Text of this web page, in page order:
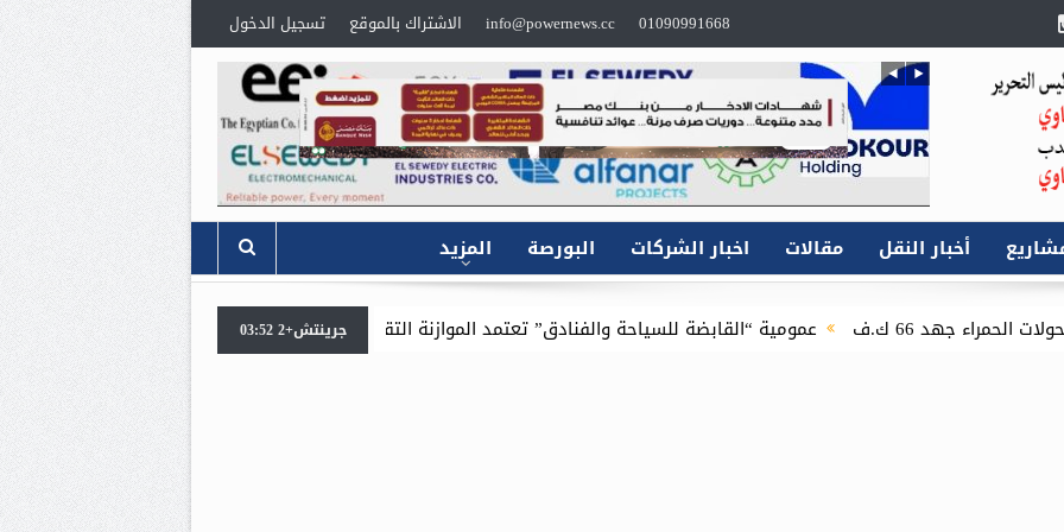
01090991668
info@powernews.cc الاشتراك بالموقع تسجيل الدخول
أخبار النقل مقالات اخبار الشركات البورصة المزيد
عمومية “القابضة للسياحة والفنادق” تعتمد الموازنة التقديرية لعام 2026/2027 : 9.4 مليار جنيه إجمالي الإيرادات المستهدفة للقابضة وشركاتها التابعة.. وصافي الربح المتوقع 5.5 مليار جنيه
جرينتش+2 03:52